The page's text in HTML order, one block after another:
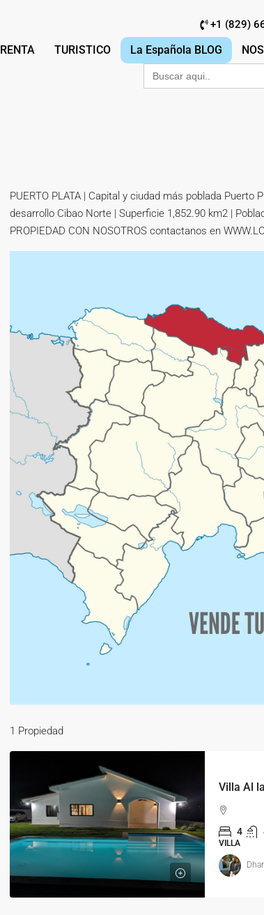
+1 (829)
RENTA TURISTICO La Española BLOG
Buscar:
PUERTO PLATA | Capital y ciudad más poblada
desarrollo Cibao Norte | Superficie 1,852.90 km2 |
PROPIEDAD CON NOSOTROS contactanos en
1 Propiedad
Villa Al
4
VILLA